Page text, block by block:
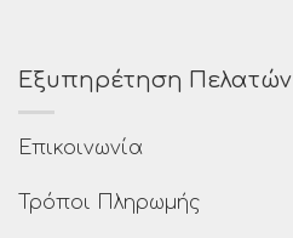
Εξυπηρέτηση Πελατών
Επικοινωνία
Τρόποι Πληρωμής